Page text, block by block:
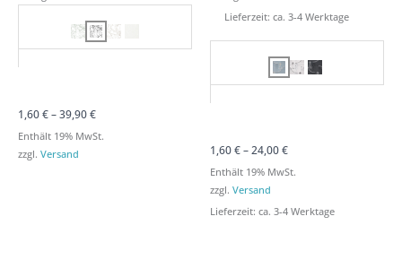
1,60€–39,90€
Enthält 19% MwSt.
zzgl. Versand
Lieferzeit: ca. 3-4 Werktage
1,60€–24,00€
Enthält 19% MwSt.
zzgl. Versand
Lieferzeit: ca. 3-4 Werktage